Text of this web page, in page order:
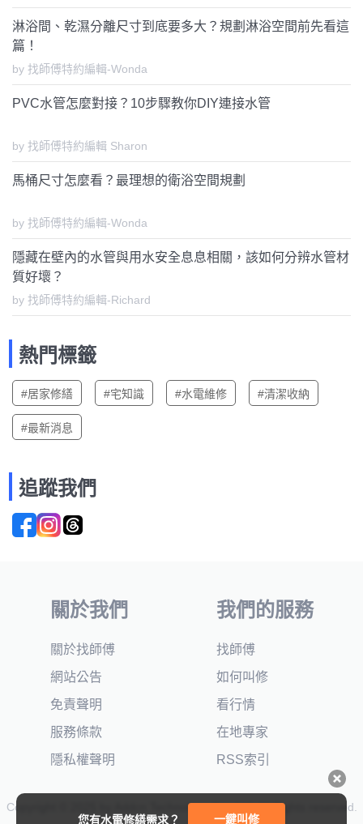
您有水電修繕需求？ 一鍵叫修
淋浴間、乾濕分離尺寸到底要多大？規劃淋浴空間前先看這
篇！
by 找師傅特約編輯-Wonda
PVC水管怎麼對接？10步驟教你DIY連接水管
by 找師傅特約編輯 Sharon
馬桶尺寸怎麼看？最理想的衛浴空間規劃
by 找師傅特約編輯-Wonda
隱藏在壁內的水管與用水安全息息相關，該如何分辨水管材
質好壞？
by 找師傅特約編輯-Richard
熱門標籤
#居家修繕 #宅知識 #水電維修 #清潔收納
#最新消息
追蹤我們
關於我們
關於找師傅
網站公告
免責聲明
服務條款
隱私權聲明
我們的服務
找師傅
如何叫修
看行情
在地專家
RSS索引
Copyright © 2025 by Addcn Technology Co., Ltd. All Rights reserved.